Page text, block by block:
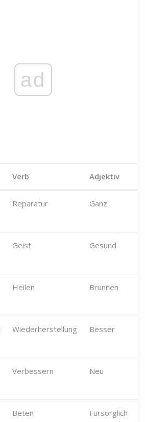
ad
Verb Adjektiv
Reparatur Ganz
Geist Gesund
Heilen Brunnen
Wiederherstellung Besser
Verbessern Neu
Beten Fürsorglich